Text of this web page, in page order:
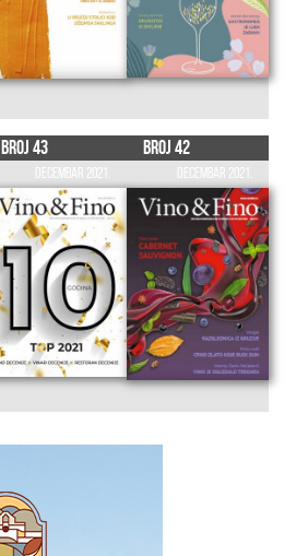
Broj 43
Decembar 2021.
Broj 42
Decembar 2021.